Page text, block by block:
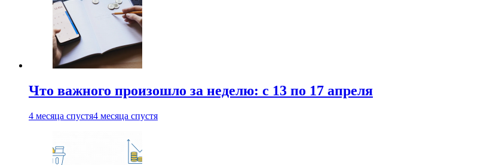
Что важного произошло за неделю: с 13 по 17 апреля
4 месяца спустя4 месяца спустя